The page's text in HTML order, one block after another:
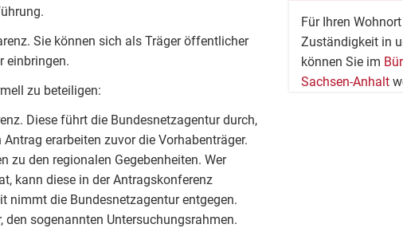
Sie können sich als Träger öffentlicher
einbringen.
zu beteiligen:
Diese führt die Bundesnetzagentur durch,
erarbeiten zuvor die Vorhabenträger.
zu den regionalen Gegebenheiten. Wer
kann diese in der Antragskonferenz
nimmt die Bundesnetzagentur entgegen.
sogenannten Untersuchungsrahmen.
Für Ihren
Zuständigkeit in
können Sie im
Sachsen-Anhalt